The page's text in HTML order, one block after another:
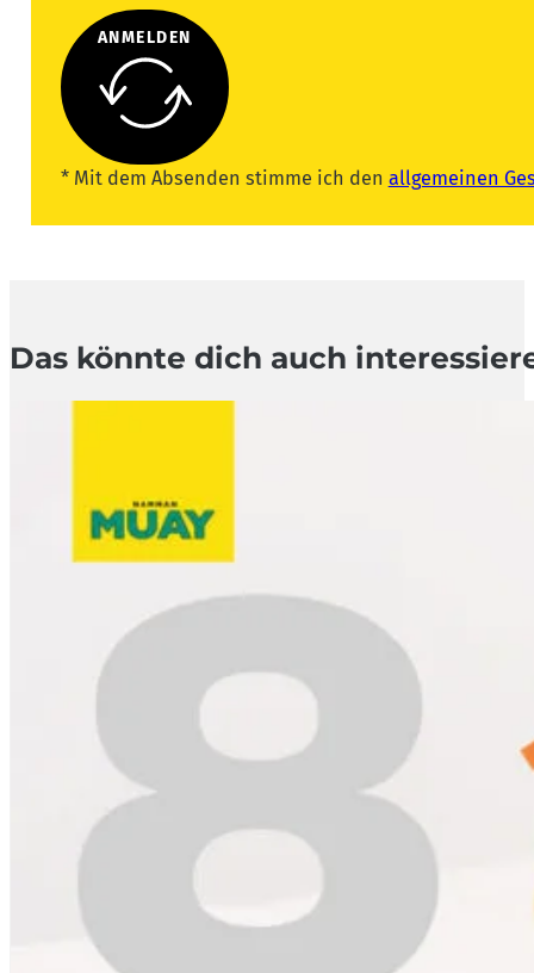
ANMELDEN
* Mit dem Absenden stimme ich den allgemeinen
Das könnte dich auch